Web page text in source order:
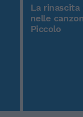
La
nelle
Piccolo